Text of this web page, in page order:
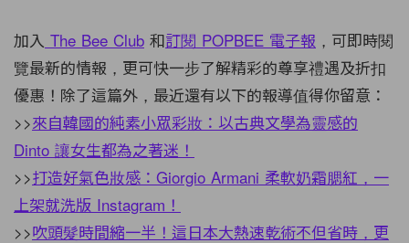
加入 The Bee Club 和訂閱 POPBEE 電子報 ，可即時閱
覽最新的情報，更可快一步了解精彩的尊享禮遇及折扣
優惠！除了這篇外，最近還有以下的報導值得你留意：
>>來自韓國的純素小眾彩妝：以古典文學為靈感的
Dinto 讓女生都為之著迷！
>>打造好氣色妝感：Giorgio Armani 柔軟奶霜腮紅，一
上架就洗版 Instagram！
>>吹頭髮時間縮一半！這日本大熱速乾術不但省時，更